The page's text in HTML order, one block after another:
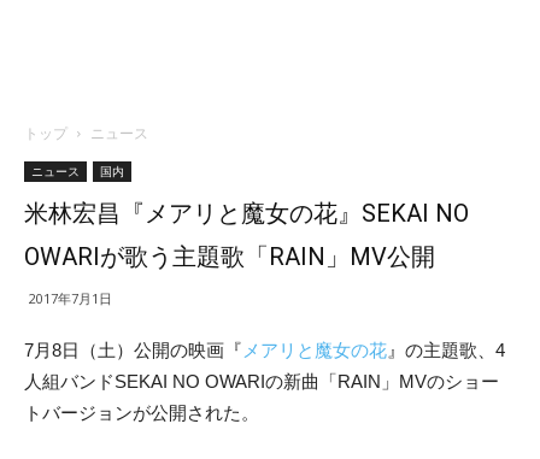
トップ ニュース
ニュース 国内
米林宏昌『メアリと魔女の花』SEKAI NO
OWARIが歌う主題歌「RAIN」MV公開
2017年7月1日
7月8日（土）公開の映画『 メアリと魔女の花 』の主題歌、4
人組バンドSEKAI NO OWARIの新曲「RAIN」MVのショー
トバージョンが公開された。